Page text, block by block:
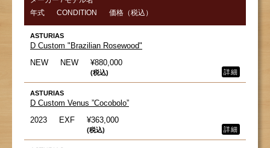
年式
CONDITION 価格（税込）
ASTURIAS
D Custom "Brazilian Rosewood"
NEW
NEW ¥880,000
(税込) 詳細
ASTURIAS
D Custom Venus ”Cocobolo”
2023
EXF ¥363,000
(税込) 詳細